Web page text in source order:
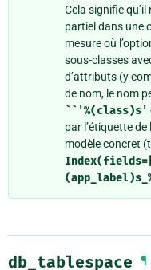
Cela signifie
partiel dans une
mesure où
sous-classes
d’attributs (y
de nom, le nom
``'%(class)s'
par l’étiquette
modèle concret
db_tablespace ¶